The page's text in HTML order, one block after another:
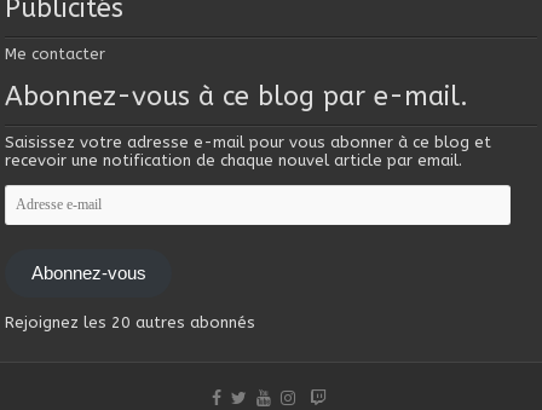
Publicités
Me contacter
Abonnez-vous à ce blog par e-mail.
Saisissez votre adresse e-mail pour vous abonner à ce blog et
recevoir une notification de chaque nouvel article par email.
Adresse
e-
mail
Abonnez-vous
Rejoignez les 20 autres abonnés